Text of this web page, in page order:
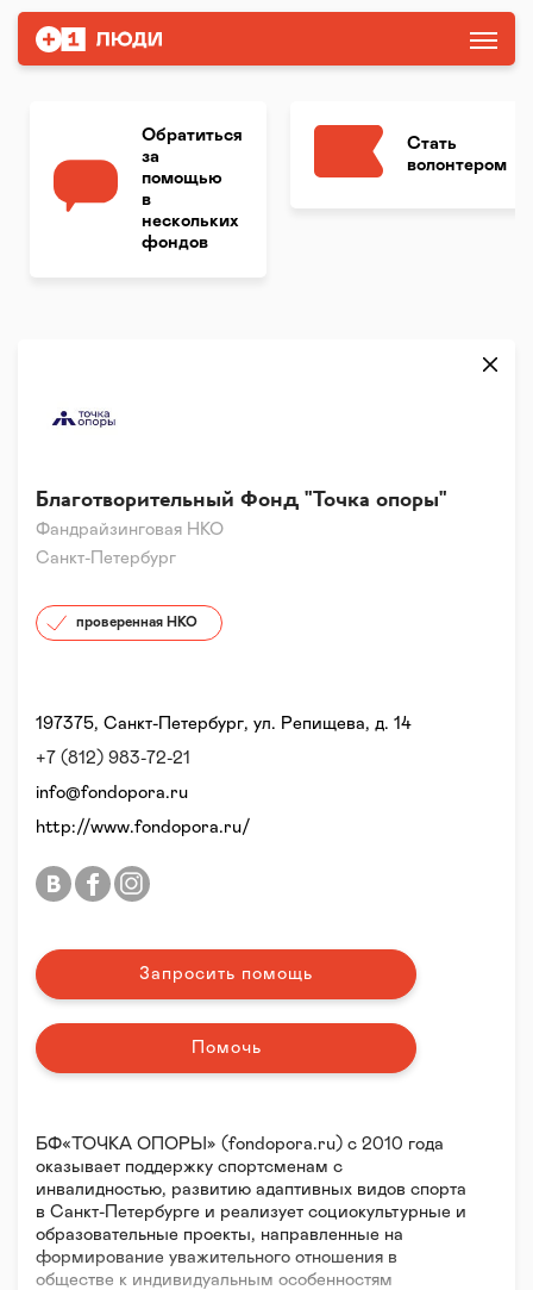
Обратиться
за
помощью
в
нескольких
фондов
Стать
волонтером
Фандрайзинговая НКО
Благотворительный Фонд "Точка опоры"
Санкт-Петербург
проверенная НКО
БФ«ТОЧКА ОПОРЫ» (fondopora.ru) с 2010 года
оказывает поддержку спортсменам с
инвалидностью, развитию адаптивных видов спорта
в Санкт-Петербурге и реализует социокультурные и
образовательные проекты, направленные на
формирование уважительного отношения в
обществе к индивидуальным особенностям
197375, Санкт-Петербург, ул. Репищева, д. 14
+7 (812) 983-72-21
info@fondopora.ru
http://www.fondopora.ru/
Запросить помощь
Помочь